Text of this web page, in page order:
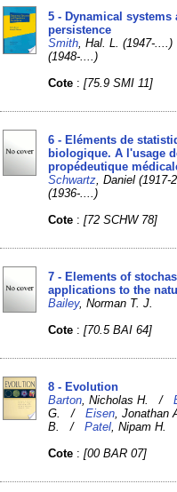
5 - Dynamical
persistence
Smith , Hal. L. (1947-
(1948-....)
Cote :[75.9 SMI 11]
6 - Eléments de
biologique. A l'usage
propédeutique
Schwartz , Daniel
(1936-....)
Cote :[72 SCHW 78]
7 - Elements of
applications to the
Bailey, Norman T. J.
Cote :[70.5 BAI 64]
8 - Evolution
Barton , Nicholas H. /
G. /Eisen ,
B. /Patel , Nipam H.
Cote :[00 BAR 07]